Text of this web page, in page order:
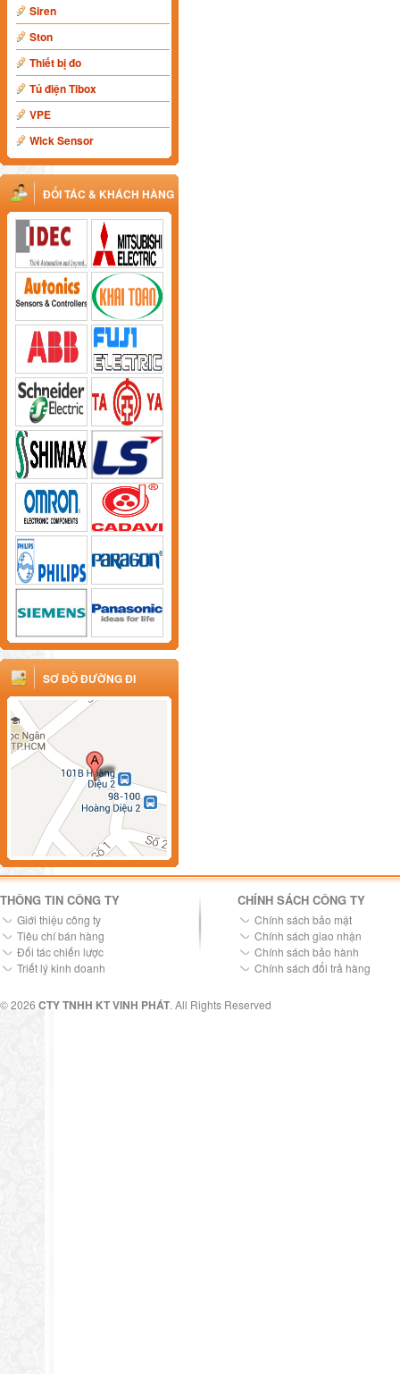
Siren
Ston
Thiết bị đo
Tủ điện Tibox
VPE
Wick Sensor
ĐỐI TÁC & KHÁCH HÀNG
SƠ ĐỒ ĐƯỜNG ĐI
THÔNG TIN CÔNG TY
Giới thiệu công ty
Tiêu chí bán hàng
Đối tác chiến lược
Triết lý kinh doanh
CHÍNH SÁCH CÔNG TY
Chính sách bảo mật
Chính sách giao nhận
Chính sách bảo hành
Chính sách đổi trả hàng
© 2026 CTY TNHH KT VINH PHÁT. All Rights Reserved